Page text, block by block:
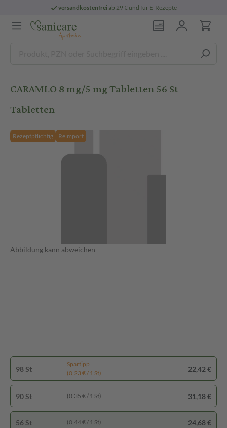
versandkostenfreiab 29 € und für E-Rezepte
CARAMLO 8 mg/5 mg Tabletten 56 St
Tabletten
Rezeptpflichtig Reimport
Abbildung kann abweichen
98 St
Spartipp
(0,23 € / 1 St)
22,42 €
90 St (0,35 € / 1 St) 31,18 €
56 St (0,44 € / 1 St) 24,68 €